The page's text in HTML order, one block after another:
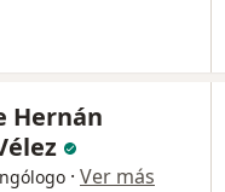
Hernán
· Ver más